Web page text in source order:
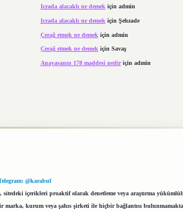
Icrada alacaklı ne demekiçin admin
Icrada alacaklı ne demek için Şehzade
Çerağ etmek ne demek için admin
Çerağ etmek ne demek için Savaş
Anayasanın 178 maddesi nediriçin admin
@karabul
içerikleri proaktif olarak denetleme veya araştırma
kurum veya şahıs şirketi ile hiçbir bağlantısı